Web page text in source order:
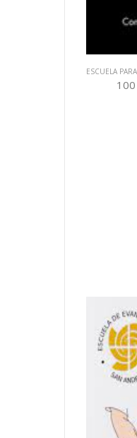
ESCUELA